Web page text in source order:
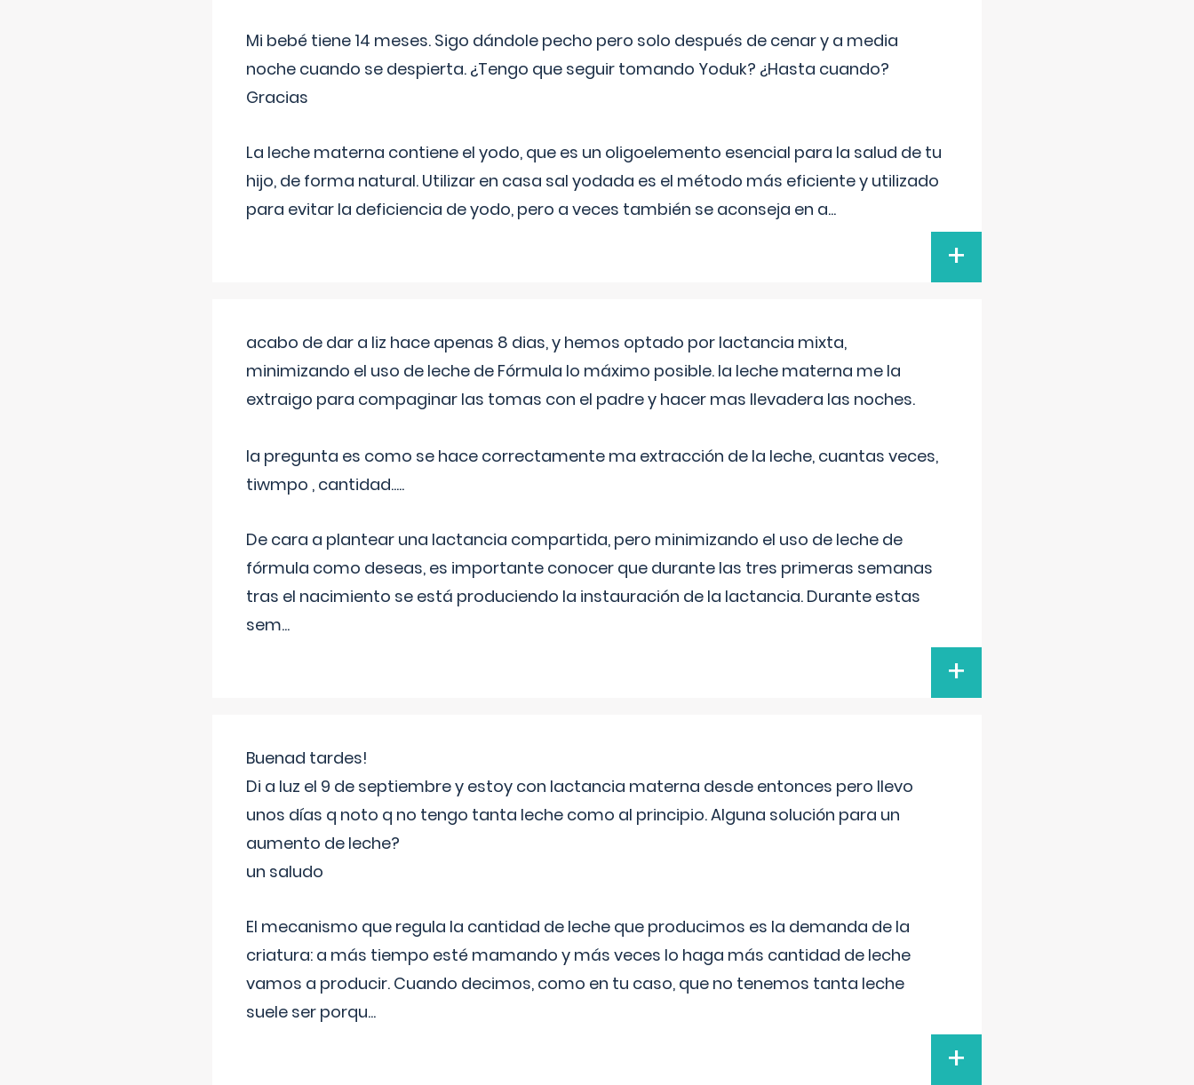
Mi bebé tiene 14 meses. Sigo dándole pecho pero solo después de cenar y a media
noche cuando se despierta. ¿Tengo que seguir tomando Yoduk? ¿Hasta cuando?
Gracias
La leche materna contiene el yodo, que es un oligoelemento esencial para la salud de tu
hijo, de forma natural. Utilizar en casa sal yodada es el método más eficiente y utilizado
para evitar la deficiencia de yodo, pero a veces también se aconseja en a...
+
acabo de dar a liz hace apenas 8 dias, y hemos optado por lactancia mixta,
minimizando el uso de leche de Fórmula lo máximo posible. la leche materna me la
extraigo para compaginar las tomas con el padre y hacer mas llevadera las noches.
la pregunta es como se hace correctamente ma extracción de la leche, cuantas veces,
tiwmpo , cantidad.....
De cara a plantear una lactancia compartida, pero minimizando el uso de leche de
fórmula como deseas, es importante conocer que durante las tres primeras semanas
tras el nacimiento se está produciendo la instauración de la lactancia. Durante estas
sem...
+
Buenad tardes!
Di a luz el 9 de septiembre y estoy con lactancia materna desde entonces pero llevo
unos días q noto q no tengo tanta leche como al principio. Alguna solución para un
aumento de leche?
un saludo
El mecanismo que regula la cantidad de leche que producimos es la demanda de la
criatura: a más tiempo esté mamando y más veces lo haga más cantidad de leche
vamos a producir. Cuando decimos, como en tu caso, que no tenemos tanta leche
suele ser porqu...
+